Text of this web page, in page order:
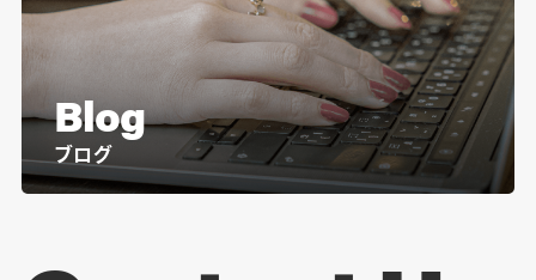
Blog
ブログ